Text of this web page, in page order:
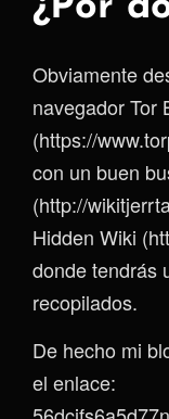
¿Por
Obviamente
navegador Tor
(https://
con un buen
(http://
Hidden Wiki
donde tendrás
recopilados.
De hecho mi
el enlace: